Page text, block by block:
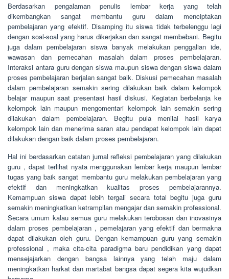
Berdasarkan pengalaman penulis lembar kerja yang telah
dikembangkan sangat membantu guru dalam menciptakan
pembelajaran yang efektif. Disamping itu siswa tidak terbelenggu lagi
dengan soal-soal yang harus dikerjakan dan sangat membebani. Begitu
juga dalam pembelajaran siswa banyak melakukan penggalian ide,
wawasan dan pemecahan masalah dalam proses pembelajaran.
Interaksi antara guru dengan siswa maupun siswa dengan siswa dalam
proses pembelajaran berjalan sangat baik. Diskusi pemecahan masalah
dalam pembelajaran semakin sering dilakukan baik dalam kelompok
belajar maupun saat presentasi hasil diskusi. Kegiatan berbelanja ke
kelompok lain maupun mengomentari kelompok lain semakin sering
dilakukan dalam pembelajaran. Begitu pula menilai hasil karya
kelompok lain dan menerima saran atau pendapat kelompok lain dapat
dilakukan dengan baik dalam proses pembelajaran.
Hal ini berdasarkan catatan jurnal refleksi pembelajaran yang dilakukan
guru , dapat terlihat nyata menggunakan lembar kerja maupun lembar
tugas yang baik sangat membantu guru melakukan pembelajaran yang
efektif dan meningkatkan kualitas proses pembelajarannya.
Kemampuan siswa dapat lebih tergali secara total begitu juga guru
semakin meningkatkan ketrampilan mengajar dan semakin professional.
Secara umum kalau semua guru melakukan terobosan dan inovasinya
dalam proses pembelajaran , pemelajaran yang efektif dan bermakna
dapat dilakukan oleh guru. Dengan kemampuan guru yang semakin
professional , maka cita-cita paradigma baru pendidikan yang dapat
mensejajarkan dengan bangsa lainnya yang telah maju dalam
meningkatkan harkat dan martabat bangsa dapat segera kita wujudkan